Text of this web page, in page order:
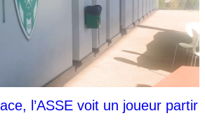
l’ASSE voit un joueur partir